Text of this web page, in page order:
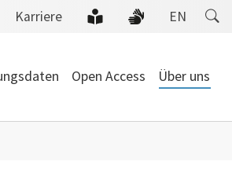
Karriere EN
Open Access Über uns